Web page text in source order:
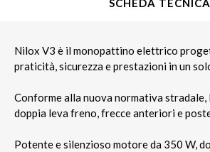
SCHEDA TECNICA
Nilox V3 è il monopattino elettrico
praticità, sicurezza e prestazioni in un
Conforme alla nuova normativa
doppia leva freno, frecce anteriori e
Potente e silenzioso motore da 350 W,